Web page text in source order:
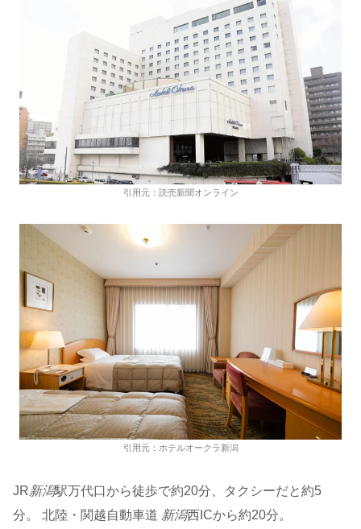
引用元：読売新聞オンライン
引用元：ホテルオークラ新潟
JR新潟駅万代口から徒歩で約20分、タクシーだと約5
分。 北陸・関越自動車道 新潟西ICから約20分。